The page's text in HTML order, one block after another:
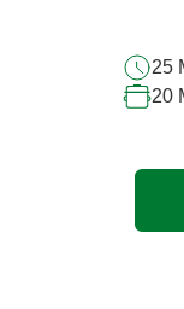
25
20